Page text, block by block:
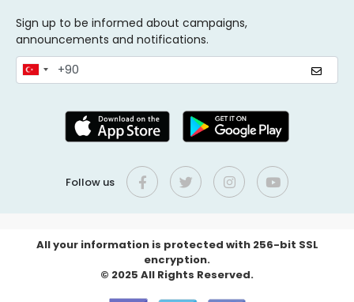
Sign up to be informed about campaigns,
announcements and notifications.
Follow us
All your information is protected with 256-bit SSL
encryption.
© 2025 All Rights Reserved.